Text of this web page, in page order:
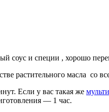
соус и специи , хорошо
растительного масла со
Если у вас такая же
— 1 час.